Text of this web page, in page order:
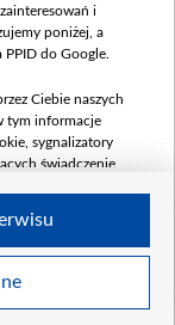
i
poniżej, a
PPID do Google.
Ciebie naszych
tym informacje
sygnalizatory
świadczenie
Ciebie